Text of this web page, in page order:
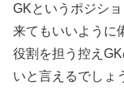
GKというポジシ
来てもいいように
役割を担う控え
いと言えるでしょ